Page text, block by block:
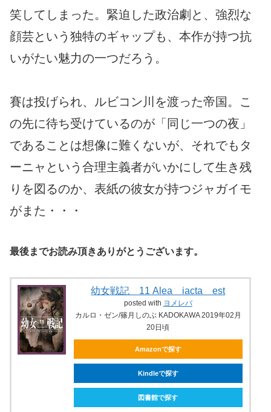
笑してしまった。緊迫した政治劇と、強烈な
顔芸という独特のギャップも、本作が持つ抗
いがたい魅力の一つだろう。
賽は投げられ、ルビコン川を渡った帝国。こ
の先に待ち受けているのが「同じ一つの夜」
であることは想像に難くないが、それでもタ
ーニャという合理主義者がいかにして生き残
りを図るのか、表紙の彼女が持つジャガイモ
がまた・・・
最後までお読み頂きありがとうございます。
幼女戦記 11 Alea iacta est
posted with ヨメレバ
カルロ・ゼン/篠月しのぶ KADOKAWA 2019年02月
20日頃
Amazonで探す
Kindleで探す
図書館で探す